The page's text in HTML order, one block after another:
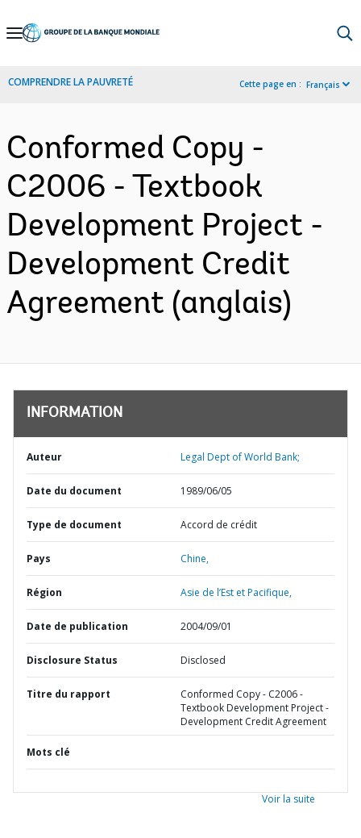
Skip
Navigation
COMPRENDRE LA PAUVRETÉ Cette page en : Français
Conformed Copy -
C2006 - Textbook
Development Project -
Development Credit
Agreement (anglais)
INFORMATION
Auteur Legal Dept of World Bank;
Date du document 1989/06/05
Type de document Accord de crédit
Pays Chine,
Région Asie de l’Est et Pacifique,
Date de publication 2004/09/01
Disclosure Status Disclosed
Titre du rapport
Conformed Copy - C2006 -
Textbook Development Project -
Development Credit Agreement
Mots clé
Voir la suite